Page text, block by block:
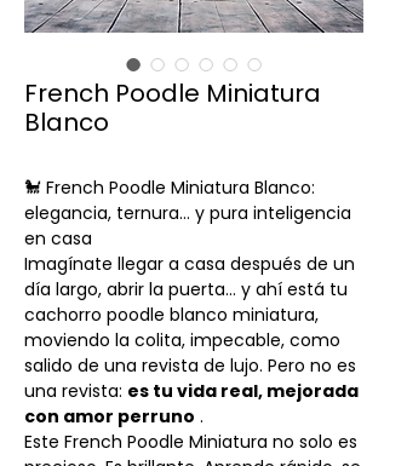
French Poodle Miniatura
Blanco
🐩 French Poodle Miniatura Blanco:
elegancia, ternura… y pura inteligencia
en casa
Imagínate llegar a casa después de un
día largo, abrir la puerta… y ahí está tu
cachorro poodle blanco miniatura,
moviendo la colita, impecable, como
salido de una revista de lujo. Pero no es
una revista: es tu vida real, mejorada
con amor perruno .
Este French Poodle Miniatura no solo es